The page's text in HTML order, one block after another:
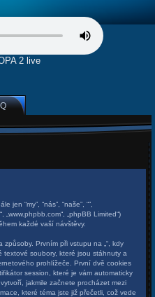
2 live
jen “my”, “nás”, “naše”, “”,
„www.phpbb.com“, „phpBB Limited“)
každé vaší návštěvy.
Prvním při vstupu na „“, kdy
textové soubory, které jsou stáhnuty a
prohlížeče. První dvě cookies
session, které je vám automaticky
jakmile začnete procházet mezi
které téma jste již přečetli, což vede